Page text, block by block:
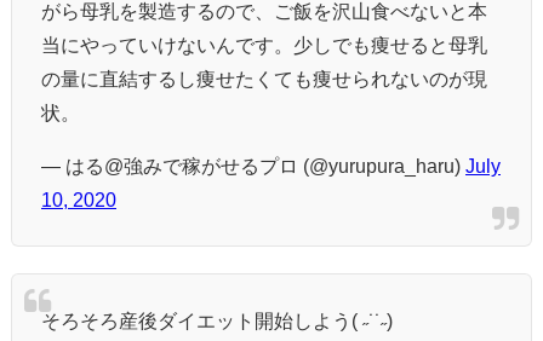
がら母乳を製造するので、ご飯を沢山食べないと本
当にやっていけないんです。少しでも痩せると母乳
の量に直結するし痩せたくても痩せられないのが現
状。
— はる@強みで稼がせるプロ (@yurupura_haru) July
10, 2020
そろそろ産後ダイエット開始しよう( ˶˙˙˶)